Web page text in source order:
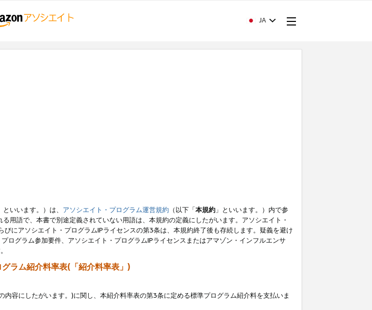
JA
といいます。）は、 アソシエイト・プログラム運営規約 （以下「本規約 」といいます。）内で参
用語で、本書で別途定義されていない用語は、本規約の定義にしたがいます。アソシエイト・
にアソシエイト・プログラムIPライセンスの第3条は、本規約終了後も存続します。疑義を避け
ログラム参加要件、アソシエイト・プログラムIPライセンスまたはアマゾン・インフルエンサ
ラム紹介料率表(「紹介料率表」)
内容にしたがいます。)に関し、本紹介料率表の第3条に定める標準プログラム紹介料を支払いま